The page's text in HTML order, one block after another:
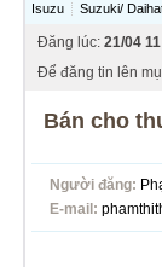
Isuzu
Suzuki/
Đăng lúc: 21/04
Để đăng tin lên
Bán cho
Người đăng:
E-mail: